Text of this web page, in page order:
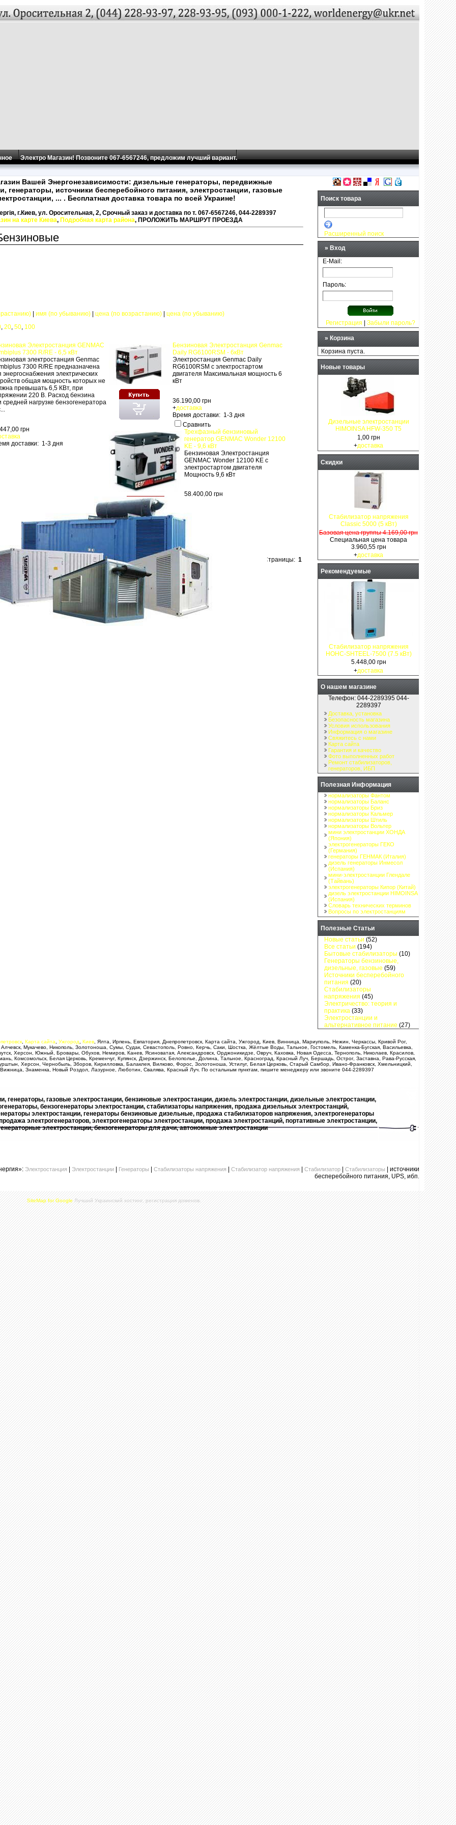
Электро Магазин! Позвоните 067-6567246, предложим лучший вариант.
Вашей Энергонезависимости: дизельные генераторы, передвижные
генераторы, источники бесперебойного питания, электростанции, газовые
... . Бесплатная доставка товара по всей Украине!
г.Киев, ул. Оросительная, 2, Срочный заказ и доставка по т. 067-6567246, 044-2289397
на карте Киева, Подробная карта района, ПРОЛОЖИТЬ МАРШРУТ ПРОЕЗДА
| имя (по убыванию) | цена (по возрастанию) | цена (по убыванию)
, 20, 50, 100
Электростанция GENMAC
7300 R/RE - 6,5 кВт
электростанция Genmac
7300 R/RE предназначена
энергоснабжения электрических
общая мощность которых не
превышать 6,5 КВт, при
220 В. Расход бензина
средней нагрузке бензогенератора
грн
доставки: 1-3 дня
Бензиновая Электростанция Genmac
Daily RG6100RSM - 6кВт
Электростанция Genmac Daily
RG6100RSM с электростартом
двигателя Максимальная мощность 6
кВт
36.190,00 грн
+доставка
Время доставки: 1-3 дня
Сравнить
Трехфазный бензиновый
генератор GENMAC Wonder 12100
KE - 9,6 кВт
Бензиновая Электростанция
GENMAC Wonder 12100 KE с
электростартом двигателя
Мощность 9,6 кВт
58.400,00 грн
Страницы: 1
Поиск товара
Расширенный поиск
» Вход
E-Mail:
Пароль:
Регистрация |Забыли пароль?
» Корзина
Корзина пуста.
Новые товары
Дизельные электростанции
HIMOINSA HFW-350 T5
1,00 грн
+доставка
Скидки
Стабилизатор напряжения
Classic 5000 (5 кВт)
Базовая цена группы 4.169,00 грн
Специальная цена товара
3.960,55 грн
+доставка
Рекомендуемые
Стабилизатор напряжения
НОНС-SHTEEL-7500 (7.5 кВт)
5.448,00 грн
+доставка
О нашем магазине
Телефон: 044-2289395 044-
2289397
Доставка, установка
Безопасность магазина
Условия использования
Информация о магазине
Свяжитесь с нами
Карта сайта
Гарантия и качество
Фото выполненных работ
Ремонт стабилизаторов,
генераторов, ИБП
Полезная Информация
нормализаторы Фантом
нормализаторы Баланс
нормализаторы Бриз
нормализаторы Кальмер
нормализаторы Штиль
нормализаторы Вольтер
мини электростанции ХОНДА
(Япония)
электрогенераторы ГЕКО
(Германия)
генераторы ГЕНМАК (Италия)
дизель генераторы Инмесол
(Испания)
мини-электростанции Глендале
(Тайвань)
электрогенераторы Кипор (Китай)
дизель электростанции HIMOINSA
(Испания)
Словарь технических терминов
Вопросы по электростанциям
Полезные Статьи
Новые статьи (52)
Все статьи (194)
Бытовые стабилизаторы (10)
Генераторы бензиновые,
дизельные, газовые (59)
Источники бесперебойного
питания (20)
Стабилизаторы
напряжения (45)
Электричество: теория и
практика (33)
Электростанции и
альтернативное питание (27)
, Карта сайта Ужгород Киев, Ялта, Ирпень, Евпатория, Днепропетровск, Карта сайта, Ужгород, Киев, Винница, Мариуполь, Нежин, Черкассы, Кривой Рог,
Мукачево, Никополь, Золотоноша, Сумы, Судак, Севастополь, Ровно, Керчь, Саки, Шостка, Жёлтые Воды, Тальное, Гостомель, Каменка-Бугская, Васильевка,
Херсон, Южный, Бровары, Обухов, Немиров, Канев, Ясиноватая, Александровск, Орджоникидзе, Овруч, Каховка, Новая Одесса, Тернополь, Николаев, Красилов,
Комсомольск, Белая Церковь, Кременчуг, Купянск, Дзержинск, Белополье, Долина, Тальное, Красноград, Красный Луч, Бершадь, Острог, Заставна, Рава-Русская,
Херсон, Чернобыль, Зборов, Кирилловка, Балаклея, Вилково, Форос, Золотоноша, Устилуг, Белая Церковь, Старый Самбор, Ивано-Франковск, Хмельницкий,
Знаменка, Новый Роздол, Лазурное, Люботин, Свалява, Красный Луч. По остальным пунктам, пишите менеджеру или звоните 044-2289397
газовые электростанции, бензиновые электростанции, дизель электростанции, дизельные электростанции,
бензогенераторы электростанции, стабилизаторы напряжения, продажа дизельных электростанций,
электростанции, генераторы бензиновые дизельные, продажа стабилизаторов напряжения, электрогенераторы
электрогенераторов, электрогенераторы электростанции, продажа электростанций, портативные электростанции,
электростанции, бензогенераторы для дачи, автономные электростанции
Электростанция Электростанции Генераторы Стабилизаторы напряжения Стабилизатор напряжения Стабилизатор Стабилизаторы
| источники
бесперебойного питания, UPS, ибп.
SiteMap for GoogleЛучший Украинский хостинг, регистрация доменов.